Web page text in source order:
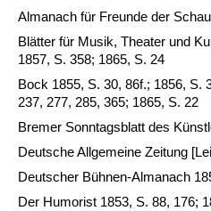
Almanach für Freunde der
Blätter für Musik, Theater und
1857, S. 358; 1865, S. 24
Bock 1855, S. 30, 86f.; 1856, S.
237, 277, 285, 365; 1865, S. 22
Bremer Sonntagsblatt des
Deutsche Allgemeine Zeitung
Deutscher Bühnen-Almanach
Der Humorist 1853, S. 88, 176;